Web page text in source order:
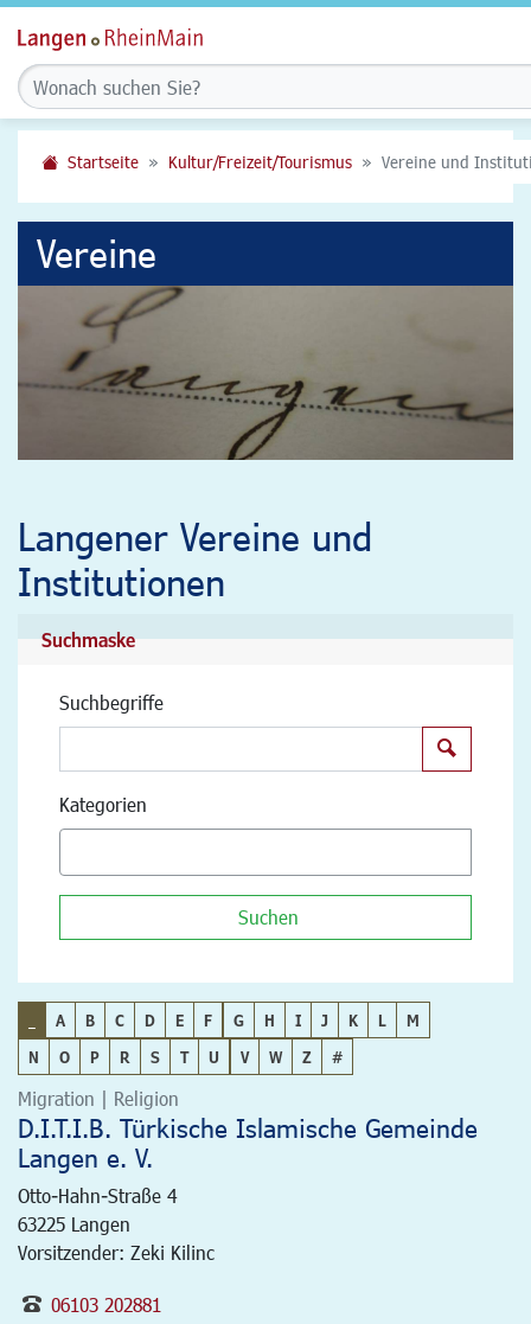
Startseite Kultur/Freizeit/Tourismus Vereine und
Vereine
Langener Vereine und
Institutionen
Suchmaske
Suchbegriffe
Kategorien
Suchen
A B C D E F G H I J K L
M
N
O P R S T U V W Z #
Migration | Religion
D.I.T.I.B. Türkische Islamische Gemeinde
Langen e. V.
Otto-Hahn-Straße 4
63225 Langen
Vorsitzender: Zeki Kilinc
06103 202881